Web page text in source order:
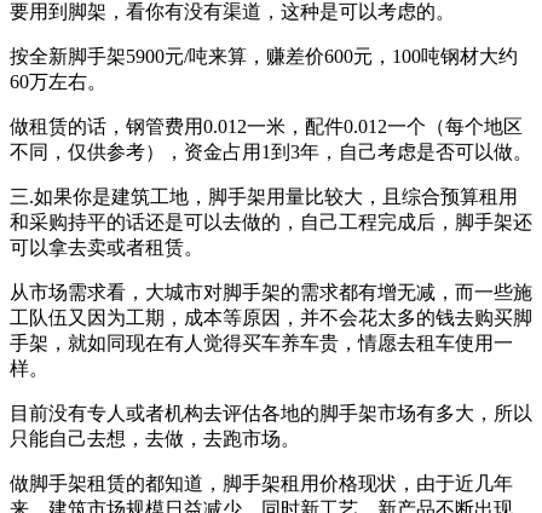
要用到脚架，看你有没有渠道，这种是可以考虑的。
按全新脚手架5900元/吨来算，赚差价600元，100吨钢材大约
60万左右。
做租赁的话，钢管费用0.012一米，配件0.012一个（每个地区
不同，仅供参考），资金占用1到3年，自己考虑是否可以做。
三.如果你是建筑工地，脚手架用量比较大，且综合预算租用
和采购持平的话还是可以去做的，自己工程完成后，脚手架还
可以拿去卖或者租赁。
从市场需求看，大城市对脚手架的需求都有增无减，而一些施
工队伍又因为工期，成本等原因，并不会花太多的钱去购买脚
手架，就如同现在有人觉得买车养车贵，情愿去租车使用一
样。
目前没有专人或者机构去评估各地的脚手架市场有多大，所以
只能自己去想，去做，去跑市场。
做脚手架租赁的都知道，脚手架租用价格现状，由于近几年
来，建筑市场规模日益减少，同时新工艺，新产品不断出现，